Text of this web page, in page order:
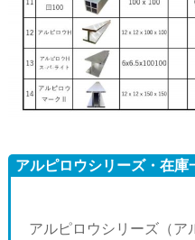
アルピロウシリーズ・在庫
アルピロウシリーズ（